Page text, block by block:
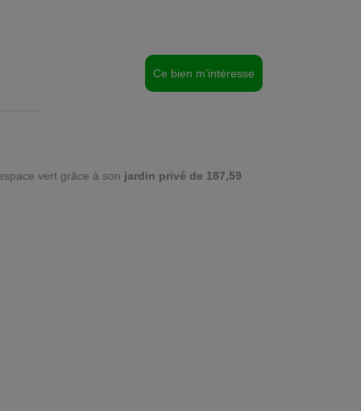
Ce bien m'intéresse
vert grâce à son jardin privé de 187,59